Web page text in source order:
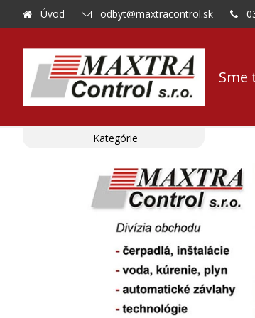
Sme
Úvod odbyt@maxtracontrol.sk
Kategórie